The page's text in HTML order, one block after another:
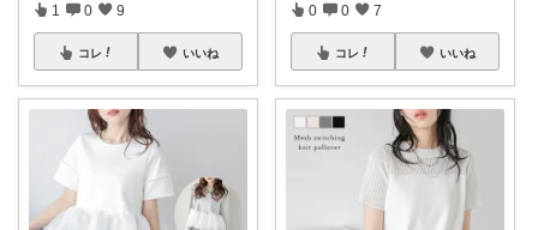
1 0 9
コレ いいね
0 0 7
コレ いいね